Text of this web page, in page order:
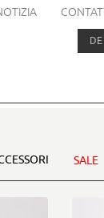
DE
SALE